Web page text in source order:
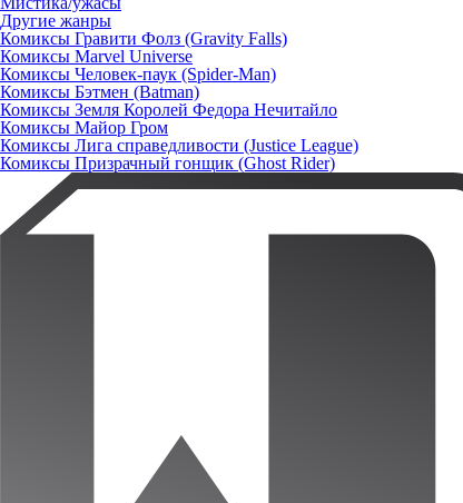
Другие жанры
Комиксы Гравити Фолз (Gravity Falls)
Комиксы Marvel Universe
Комиксы Человек-паук (Spider-Man)
Комиксы Бэтмен (Batman)
Комиксы Земля Королей Федора Нечитайло
Комиксы Майор Гром
Комиксы Лига справедливости (Justice League)
Комиксы Призрачный гонщик (Ghost Rider)